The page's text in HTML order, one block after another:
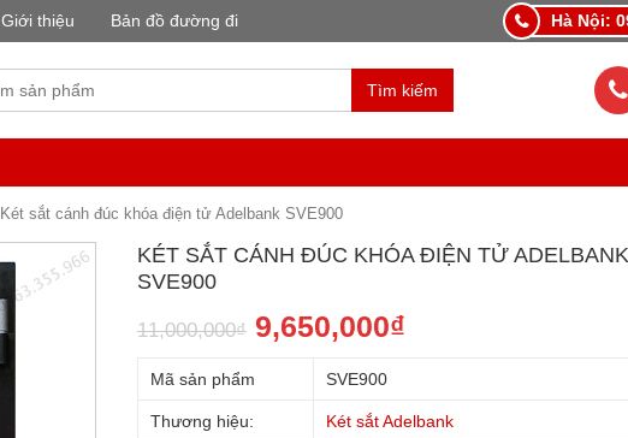
Giới thiệu Bản đồ đường đi
Hà Nội:
Tìm kiếm
Két sắt cánh đúc khóa điện tử Adelbank SVE900
KÉT SẮT CÁNH ĐÚC KHÓA ĐIỆN TỬ ADELBANK
SVE900
11,000,000₫ 9,650,000₫
Mã sản phẩm SVE900
Thương hiệu: Két sắt Adelbank